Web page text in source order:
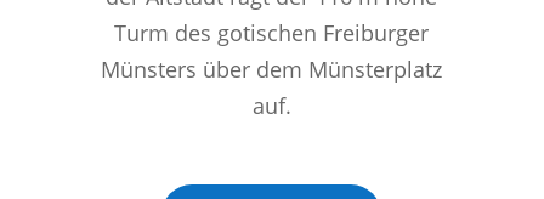
Turm des gotischen Freiburger
Münsters über dem Münsterplatz
auf.